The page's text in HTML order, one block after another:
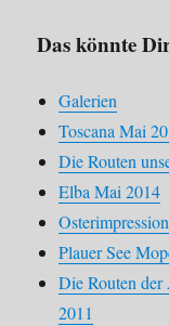
Das könnte
Galerien
Toscana Mai
Die Routen
Elba Mai 2014
Plauer See
Die Routen
2011